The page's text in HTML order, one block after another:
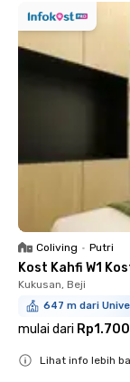
Coliving • Putri
Kost Kahfi W1
Kukusan, Beji
647 m dari
mulai dari
Lihat info lebih